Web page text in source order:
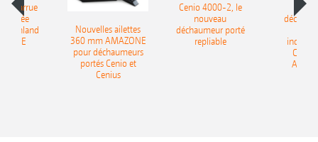
charrue
portée
Onland
Nouvelles ailettes
360 mm AMAZONE
pour déchaumeurs
portés Cenio et
Cenius
Cenio 4000-2, le
nouveau
déchaumeur porté
repliable